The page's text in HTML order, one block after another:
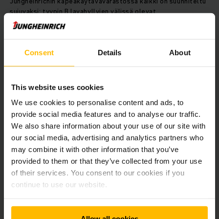
Consent Details About
This website uses cookies
We use cookies to personalise content and ads, to
provide social media features and to analyse our traffic.
We also share information about your use of our site with
our social media, advertising and analytics partners who
may combine it with other information that you’ve
provided to them or that they’ve collected from your use
of their services. You consent to our cookies if you
continue to use our website.
sujuvaksi: tyypin B lavahyllyjen välissä olevat
kapeakäytävävaraston käytävät ovat mahdollisimman
kapeita, lavahyllyt tehostavat tilankäyttöä, sillä ne
mahdollistavat varastoinnin suurissakin korkeuksissa, ja
Jungheinrichin trukit takaavat materiaalivirran sujuvuuden.
Energiaa säästäviä trukkeja
EKX 513 -mallisarjan kapeakäytävätrukit räätälöitiin
yrttikeskuksen tarpeiden mukaan. Karanteenivaraston,
leikkausjärjestelmän ja sekoituslaitoksen kuljetustarpeista
huolehtii sähkökäyttöinen kolmipyöräinen EFG 216 k -trukki.
Viereisessä rakennuksessa sähkökäyttöinen EJE C20 -
lavansiirtovaunu toimii kuljettimien apuna tuotannossa.
Jungheinrichin trukit edistävät ekologista toimintaa myös
erinomaisen suorituskykynsä ja alhaisen
energiankulutuksensa avulla. Kolmivaihetekniikkansa
hyödynnetään energian talteenottoa. Yhdellä akun
varauksella trukit jaksavat kaksi täyttä työvuoroa.